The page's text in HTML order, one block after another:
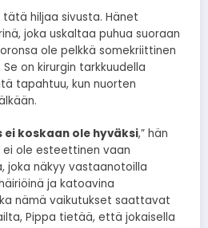
hiljaa sivusta. Hänet
joka uskaltaa puhua suoraan
ole pelkkä somekriittinen
on kirurgin tarkkuudella
tapahtuu, kun nuorten
koskaan ole hyväksi,” hän
ei ole esteettinen vaan
joka näkyy vastaanotoilla
ja katoavina
nämä vaikutukset saattavat
Pippa tietää, että jokaisella